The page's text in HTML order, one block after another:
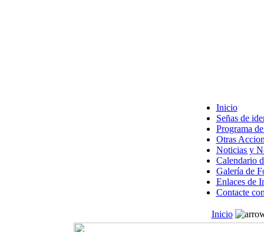
Inicio
Señas de
Programa
Otras
Noticias y
Calendario
Galería de
Enlaces de
Contacte
Inicio